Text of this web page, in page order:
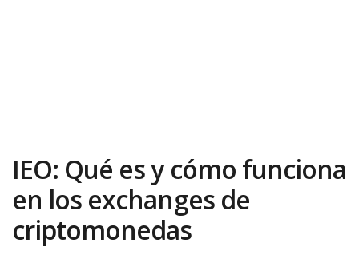
IEO: Qué es y cómo funciona
en los exchanges de
criptomonedas